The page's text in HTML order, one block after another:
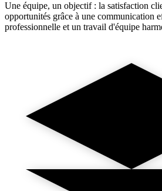
Une équipe, un objectif : la satisfaction
opportunités grâce à une communication
professionnelle et un travail d'équipe